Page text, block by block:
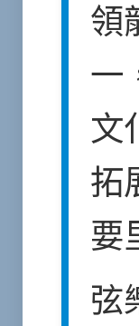
領
一
文
拓
要
弦